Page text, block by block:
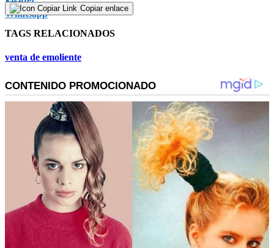
Copiar enlace
TAGS RELACIONADOS
venta de emoliente